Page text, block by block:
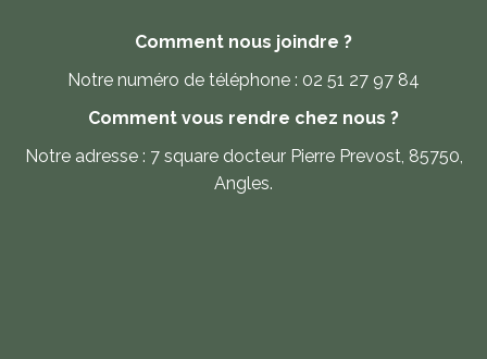
Comment nous joindre ?
Notre numéro de téléphone : 02 51 27 97 84
Comment vous rendre chez nous ?
Notre adresse : 7 square docteur Pierre Prevost, 85750,
Angles.